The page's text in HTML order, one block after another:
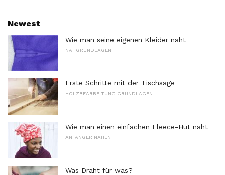
Newest
Wie man seine eigenen Kleider näht
NÄHGRUNDLAGEN
Erste Schritte mit der Tischsäge
HOLZBEARBEITUNG GRUNDLAGEN
Wie man einen einfachen Fleece-Hut näht
ANFÄNGER NÄHEN
Was Draht für was?